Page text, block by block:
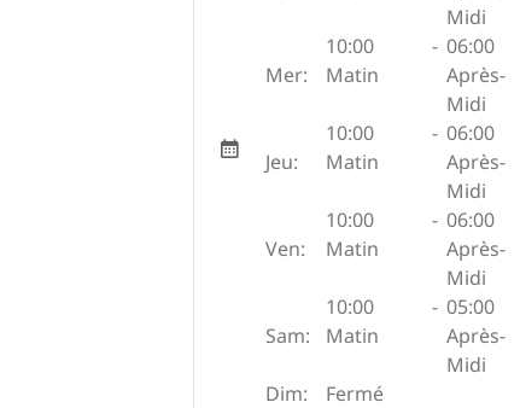
Midi
Mer:
10:00
Matin
- 06:00
Après-
Midi
Jeu:
10:00
Matin
- 06:00
Après-
Midi
Ven:
10:00
Matin
- 06:00
Après-
Midi
Sam:
10:00
Matin
- 05:00
Après-
Midi
Dim:
Fermé